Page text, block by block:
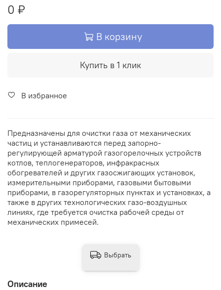
0 ₽
В корзину
Купить в 1 клик
В избранное
Предназначены для очистки газа от механических
частиц и устанавливаются перед запорно-
регулирующей арматурой газогорелочных устройств
котлов, теплогенераторов, инфракрасных
обогревателей и других газосжигающих установок,
измерительными приборами, газовыми бытовыми
приборами, в газорегуляторных пунктах и установках, а
также в других технологических газо-воздушных
линиях, где требуется очистка рабочей среды от
механических примесей.
Описание
Выбрать